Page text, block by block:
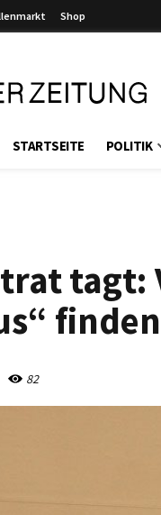
Shop
STARTSEITE POLITIK
tagt:
82